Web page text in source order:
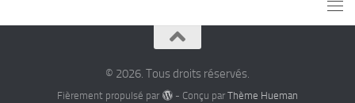
© 2026. Tous droits réservés.
Fièrement propulsé par - Conçu par Thème Hueman